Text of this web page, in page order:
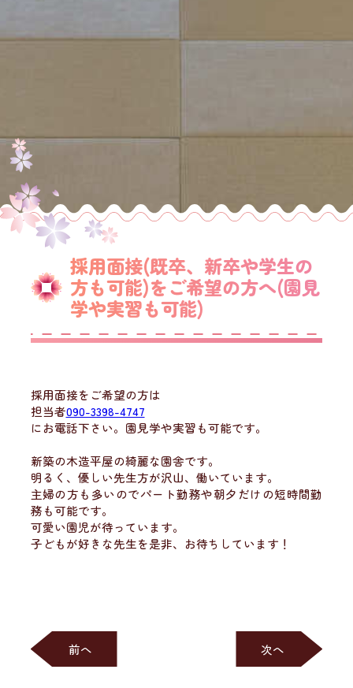
採用面接(既卒、新卒や学生の
方も可能)をご希望の方へ(園見
学や実習も可能)
採用面接をご希望の方は
担当者090-3398-4747
にお電話下さい。園見学や実習も可能です。
新築の木造平屋の綺麗な園舎です。
明るく、優しい先生方が沢山、働いています。
主婦の方も多いのでパート勤務や朝夕だけの短時間勤
務も可能です。
可愛い園児が待っています。
子どもが好きな先生を是非、お待ちしています！
前へ 次へ